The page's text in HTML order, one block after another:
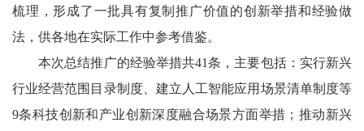
梳理，形成了一批具有复制推广价值的创新举措和经验做
法，供各地在实际工作中参考借鉴。
本次总结推广的经验举措共41条，主要包括：实行新兴
行业经营范围目录制度、建立人工智能应用场景清单制度等
9条科技创新和产业创新深度融合场景方面举措；推动新兴